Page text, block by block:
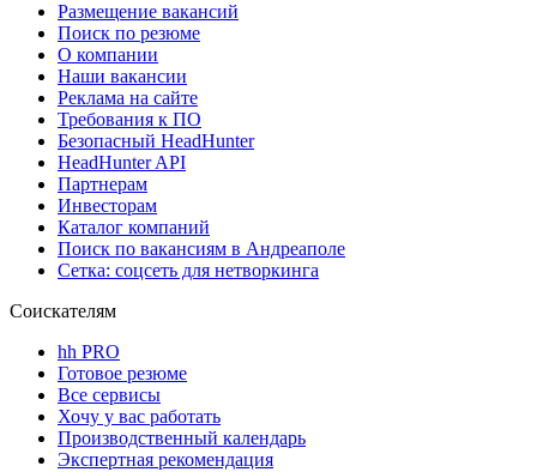
Размещение вакансий
Поиск по резюме
О компании
Наши вакансии
Реклама на сайте
Требования к ПО
Безопасный HeadHunter
HeadHunter API
Партнерам
Инвесторам
Каталог компаний
Поиск по вакансиям в Андреаполе
Сетка: соцсеть для нетворкинга
Соискателям
hh PRO
Готовое резюме
Все сервисы
Хочу у вас работать
Производственный календарь
Экспертная рекомендация